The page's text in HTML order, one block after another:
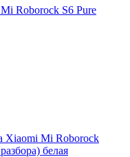
Roborock S6 Pure
Xiaomi Mi Roborock
белая